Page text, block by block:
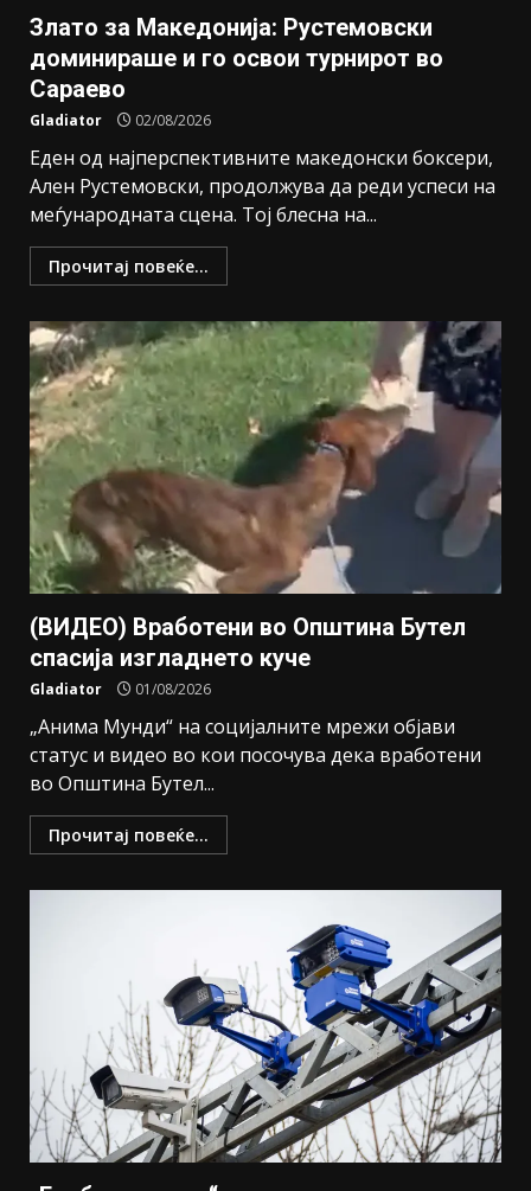
Злато за Македонија: Рустемовски
доминираше и го освои турнирот во
Сараево
Gladiator 02/08/2026
Еден од најперспективните македонски боксери,
Ален Рустемовски, продолжува да реди успеси на
меѓународната сцена. Тој блесна на...
Прочитај повеќе...
(ВИДЕО) Вработени во Општина Бутел
спасија изгладнето куче
Gladiator 01/08/2026
„Анима Мунди“ на социјалните мрежи објави
статус и видео во кои посочува дека вработени
во Општина Бутел...
Прочитај повеќе...